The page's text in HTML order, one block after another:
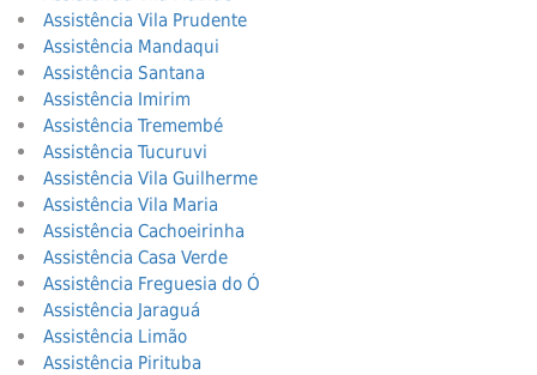
Assistência Vila Prudente
Assistência Mandaqui
Assistência Santana
Assistência Imirim
Assistência Tremembé
Assistência Tucuruvi
Assistência Vila Guilherme
Assistência Vila Maria
Assistência Cachoeirinha
Assistência Casa Verde
Assistência Freguesia do Ó
Assistência Jaraguá
Assistência Limão
Assistência Pirituba